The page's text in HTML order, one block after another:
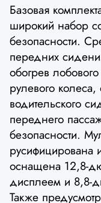
Базовая
широкий набор
безопасности.
передних
обогрев
рулевого
водительского
переднего
безопасности.
русифицирована
оснащена 12,8-
дисплеем и 8,8-
Также